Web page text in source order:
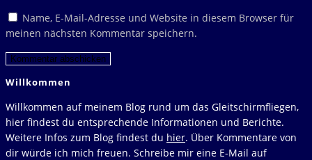
Benutzernamen
zum
Kommentieren
ein
Mail-
Adresse
zum
Kommentieren
ein
Website-
URL
ein
(optional)
Name, E-Mail-Adresse und Website in diesem Browser für
meinen nächsten Kommentar speichern.
Willkommen
Willkommen auf meinem Blog rund um das Gleitschirmfliegen,
hier findest du entsprechende Informationen und Berichte.
Weitere Infos zum Blog findest du hier. Über Kommentare von
dir würde ich mich freuen. Schreibe mir eine E-Mail auf